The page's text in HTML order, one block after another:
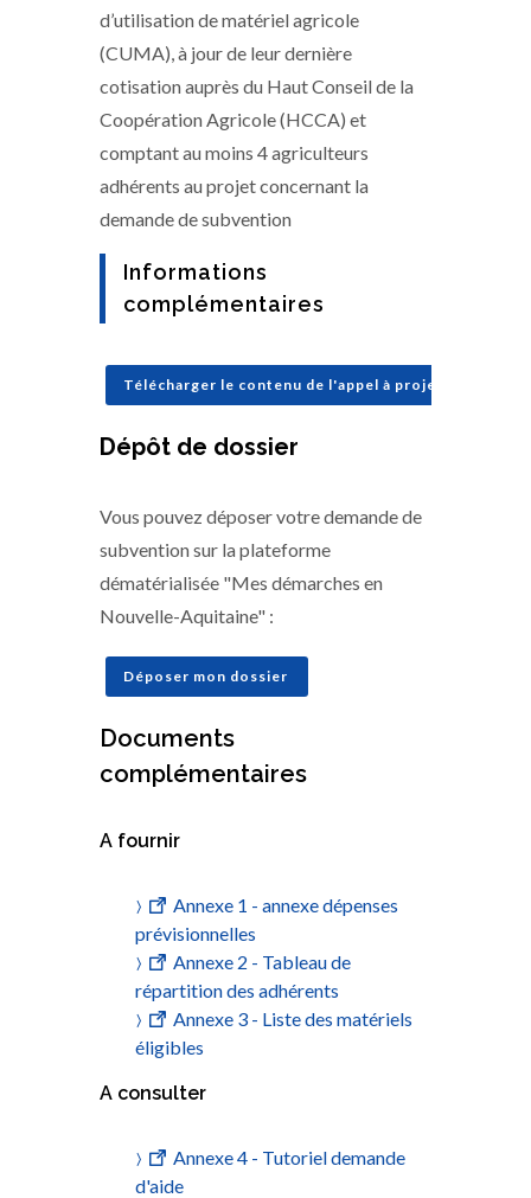
d’utilisation de matériel agricole
(CUMA), à jour de leur dernière
cotisation auprès du Haut Conseil de la
Coopération Agricole (HCCA) et
comptant au moins 4 agriculteurs
adhérents au projet concernant la
demande de subvention
Informations
complémentaires
Télécharger le contenu de l'appel à projets
Dépôt de dossier
Vous pouvez déposer votre demande de
subvention sur la plateforme
dématérialisée "Mes démarches en
Nouvelle-Aquitaine" :
Déposer mon dossier
Documents
complémentaires
A fournir
Annexe 1 - annexe dépenses
prévisionnelles
Annexe 2 - Tableau de
répartition des adhérents
Annexe 3 - Liste des matériels
éligibles
A consulter
Annexe 4 - Tutoriel demande
d'aide